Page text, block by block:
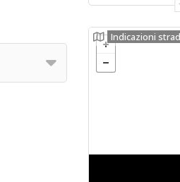
Indicazioni